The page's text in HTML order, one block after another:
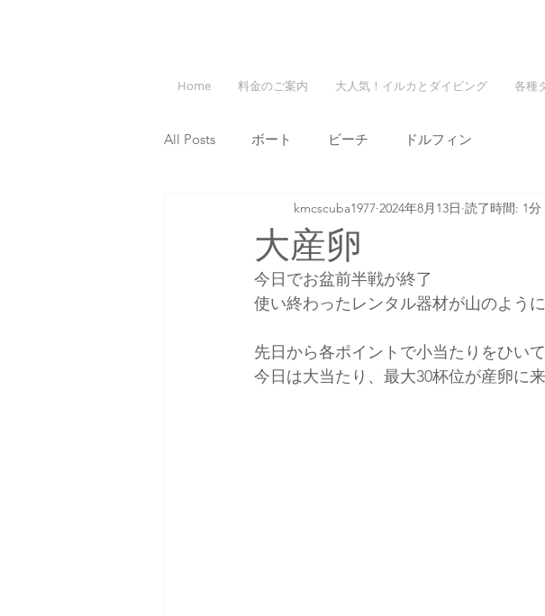
Home 料金のご案内 大人気！イルカとダイビング 各種
All Posts ボート ビーチ ドルフィン
大産卵
kmcscuba1977 2024年8月13日 読了時間: 1分
今日でお盆前半戦が終了
使い終わったレンタル器材が山のよう
先日から各ポイントで小当たりをひい
今日は大当たり、最大30杯位が産卵に来